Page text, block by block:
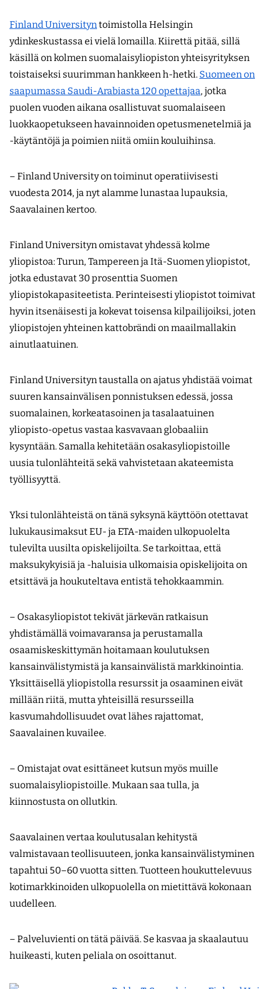
Finland Universityntoimistolla Helsingin
ydinkeskustassa ei vielä lomailla. Kiirettä pitää, sillä
käsillä on kolmen suomalaisyliopiston yhteisyrityksen
toistaiseksi suurimman hankkeen h-hetki. Suomeen on
saapumassa Saudi-Arabiasta 120 opettajaa, jotka
puolen vuoden aikana osallistuvat suomalaiseen
luokkaopetukseen havainnoiden opetusmenetelmiä ja
-käytäntöjä ja poimien niitä omiin kouluihinsa.
– Finland University on toiminut operatiivisesti
vuodesta 2014, ja nyt alamme lunastaa lupauksia,
Saavalainen kertoo.
Finland Universityn omistavat yhdessä kolme
yliopistoa: Turun, Tampereen ja Itä-Suomen yliopistot,
jotka edustavat 30 prosenttia Suomen
yliopistokapasiteetista. Perinteisesti yliopistot toimivat
hyvin itsenäisesti ja kokevat toisensa kilpailijoiksi, joten
yliopistojen yhteinen kattobrändi on maailmallakin
ainutlaatuinen.
Finland Universityn taustalla on ajatus yhdistää voimat
suuren kansainvälisen ponnistuksen edessä, jossa
suomalainen, korkeatasoinen ja tasalaatuinen
yliopisto-opetus vastaa kasvavaan globaaliin
kysyntään. Samalla kehitetään osakasyliopistoille
uusia tulonlähteitä sekä vahvistetaan akateemista
työllisyyttä.
Yksi tulonlähteistä on tänä syksynä käyttöön otettavat
lukukausimaksut EU- ja ETA-maiden ulkopuolelta
tulevilta uusilta opiskelijoilta. Se tarkoittaa, että
maksukykyisiä ja -haluisia ulkomaisia opiskelijoita on
etsittävä ja houkuteltava entistä tehokkaammin.
– Osakasyliopistot tekivät järkevän ratkaisun
yhdistämällä voimavaransa ja perustamalla
osaamiskeskittymän hoitamaan koulutuksen
kansainvälistymistä ja kansainvälistä markkinointia.
Yksittäisellä yliopistolla resurssit ja osaaminen eivät
millään riitä, mutta yhteisillä resursseilla
kasvumahdollisuudet ovat lähes rajattomat,
Saavalainen kuvailee.
– Omistajat ovat esittäneet kutsun myös muille
suomalaisyliopistoille. Mukaan saa tulla, ja
kiinnostusta on ollutkin.
Saavalainen vertaa koulutusalan kehitystä
valmistavaan teollisuuteen, jonka kansainvälistyminen
tapahtui 50–60 vuotta sitten. Tuotteen houkuttelevuus
kotimarkkinoiden ulkopuolella on mietittävä kokonaan
uudelleen.
– Palveluvienti on tätä päivää. Se kasvaa ja skaa­lautuu
huikeasti, kuten peliala on osoittanut.